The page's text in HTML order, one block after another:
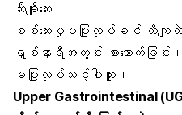
ဆီးချိုဆေး
စစ်ဆေးမှုမပြုလုပ်ခင် တိကျတဲ့
ရှစ်နာရီအတွင်း စားသောက်ခြင်း၊
မပြုလုပ်သင့်ပါဘူး။
Upper Gastrointestinal